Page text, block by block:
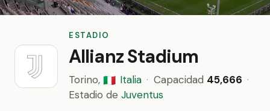
ESTADIO
Allianz Stadium
Torino, 🇮🇹 Italia · Capacidad 45,666 ·
Estadio de Juventus